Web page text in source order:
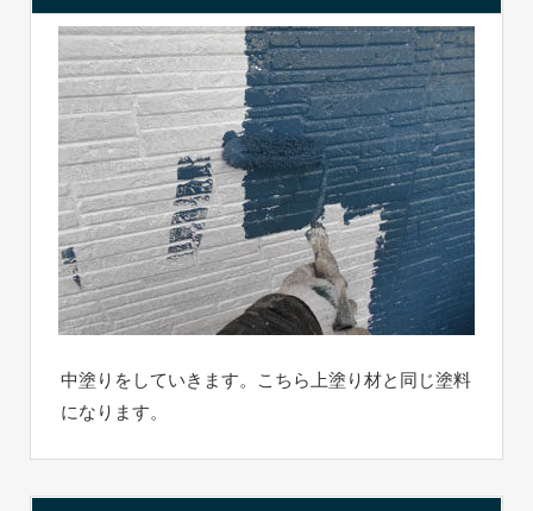
中塗りをしていきます。こちら上塗り材と同じ塗料
になります。